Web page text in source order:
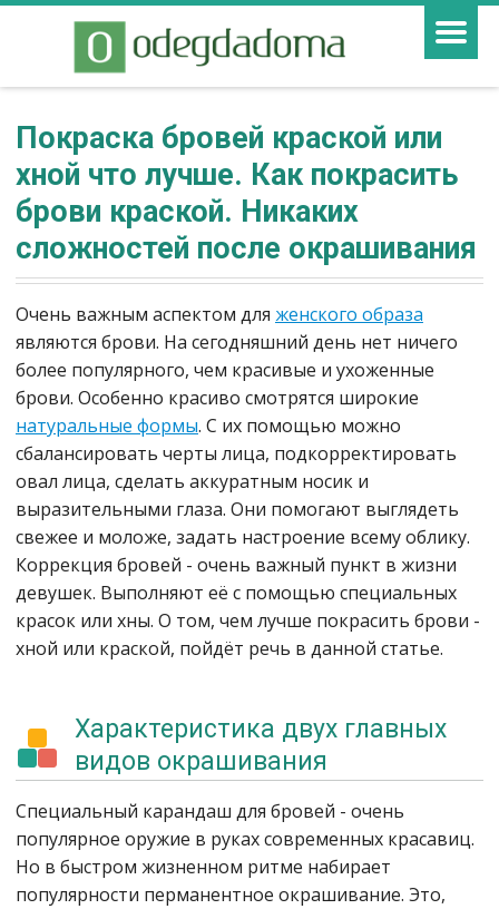
Покраска бровей краской или
хной что лучше. Как покрасить
брови краской. Никаких
сложностей после окрашивания
Очень важным аспектом для женского образа
являются брови. На сегодняшний день нет ничего
более популярного, чем красивые и ухоженные
брови. Особенно красиво смотрятся широкие
натуральные формы. С их помощью можно
сбалансировать черты лица, подкорректировать
овал лица, сделать аккуратным носик и
выразительными глаза. Они помогают выглядеть
свежее и моложе, задать настроение всему облику.
Коррекция бровей - очень важный пункт в жизни
девушек. Выполняют её с помощью специальных
красок или хны. О том, чем лучше покрасить брови -
хной или краской, пойдёт речь в данной статье.
Характеристика двух главных
видов окрашивания
Специальный карандаш для бровей - очень
популярное оружие в руках современных красавиц.
Но в быстром жизненном ритме набирает
популярности перманентное окрашивание. Это,